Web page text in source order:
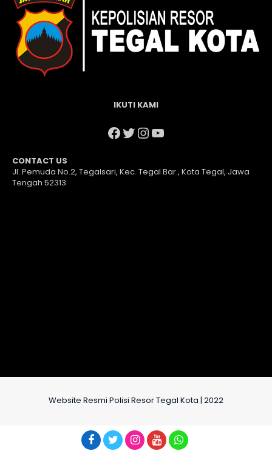
IKUTI KAMI
Facebook
Twitter
Instagram
YouTube
CONTACT US
Jl. Pemuda No.2, Tegalsari, Kec. Tegal Bar., Kota Tegal, Jawa
Tengah 52313
Website Resmi Polisi Resor Tegal Kota | 2022